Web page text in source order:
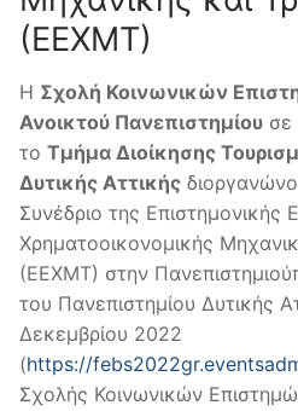
(ΕΕΧΜΤ)
Η Σχολή Κοινωνικών
Ανοικτού Πανεπιστημίου σε
το Τμήμα Διοίκησης
Δυτικής Αττικής
Συνέδριο της Επιστημονικής
Χρηματοοικονομικής
(ΕΕΧΜΤ) στην
του Πανεπιστημίου Δυτικής
Δεκεμβρίου 2022
(https://
Σχολής Κοινωνικών